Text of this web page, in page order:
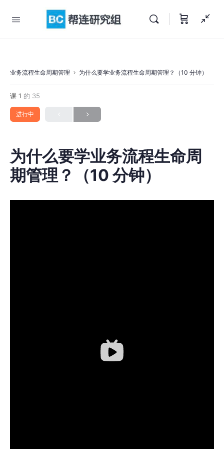
业务流程生命周期管理 为什么要学业务流程生命周期管理？（10 分钟）
课 1 的 35
进行中
为什么要学业务流程生命周
期管理？（10 分钟）